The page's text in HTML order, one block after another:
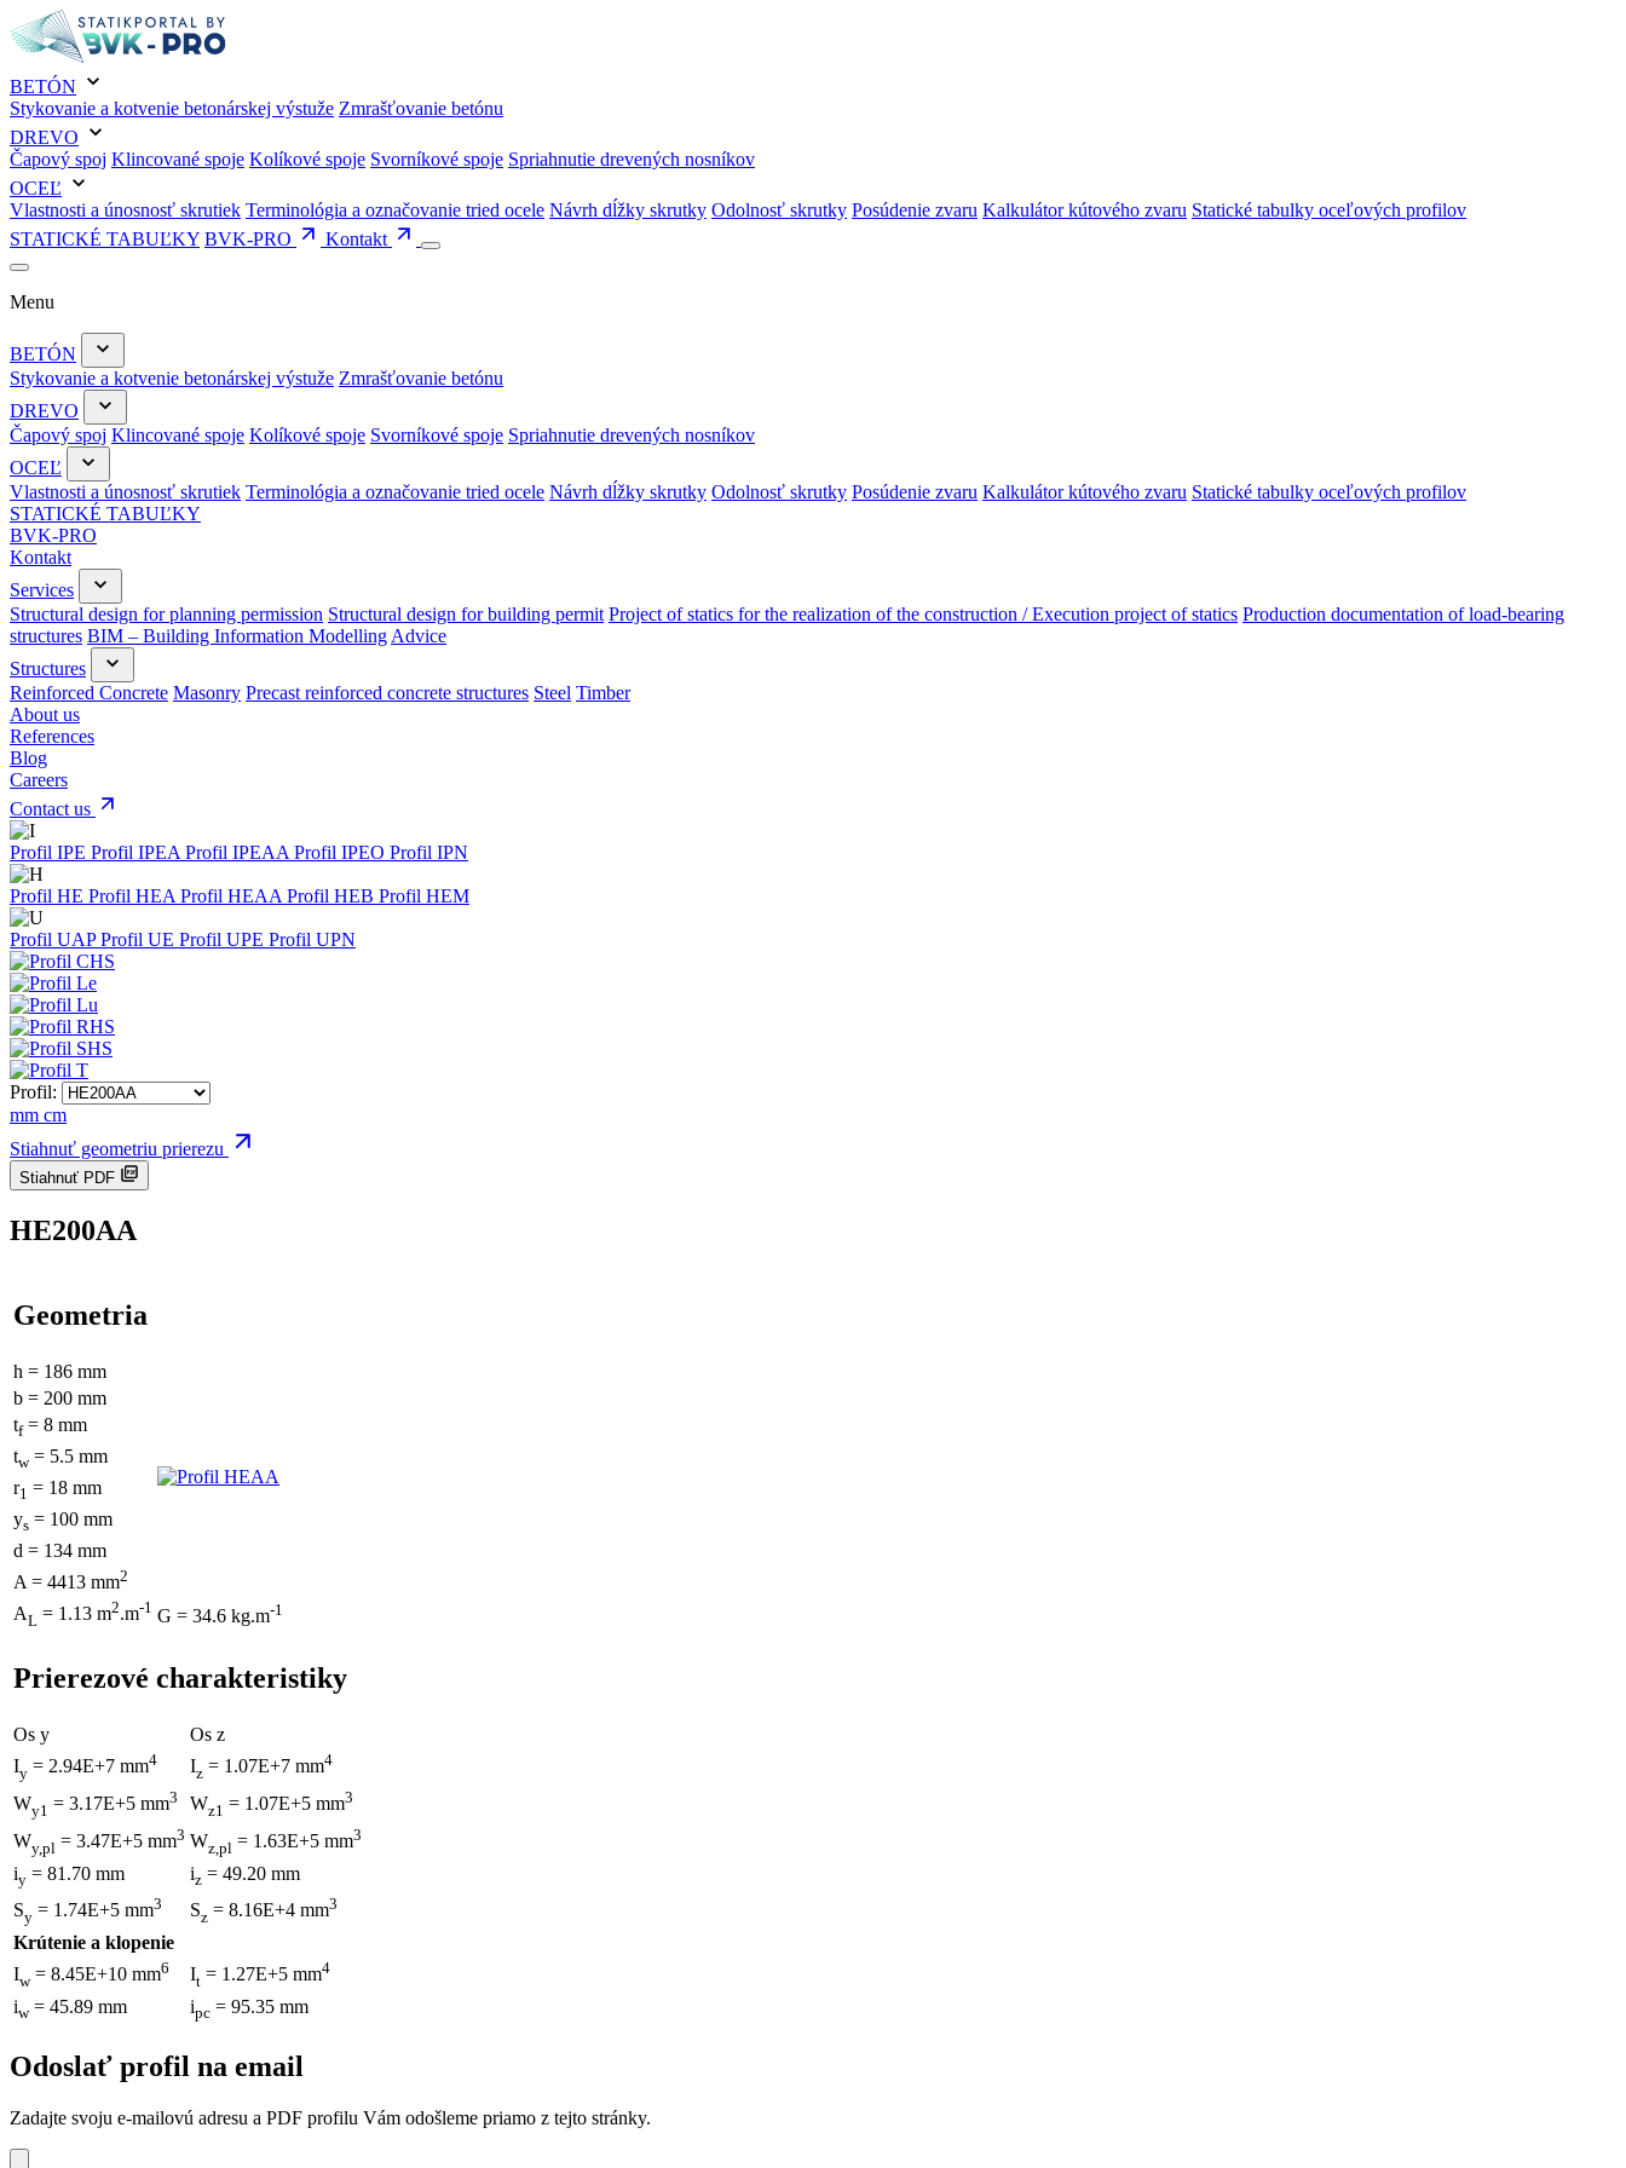
BETÓN
Stykovanie a kotvenie betonárskej výstuže Zmrašťovanie betónu
DREVO
Čapový spoj Klincované spoje Kolíkové spoje Svorníkové spoje Spriahnutie drevených nosníkov
OCEĽ
Vlastnosti a únosnosť skrutiek Terminológia a označovanie tried ocele Návrh dĺžky skrutky Odolnosť skrutky Posúdenie zvaru Kalkulátor kútového zvaru Statické tabulky oceľových profilov
STATICKÉ TABUĽKY BVK-PRO Kontakt
Menu
BETÓN
Stykovanie a kotvenie betonárskej výstuže Zmrašťovanie betónu
DREVO
Čapový spoj Klincované spoje Kolíkové spoje Svorníkové spoje Spriahnutie drevených nosníkov
OCEĽ
Vlastnosti a únosnosť skrutiek Terminológia a označovanie tried ocele Návrh dĺžky skrutky Odolnosť skrutky Posúdenie zvaru Kalkulátor kútového zvaru Statické tabulky oceľových profilov
STATICKÉ TABUĽKY
BVK-PRO
Kontakt
Services
Structural design for planning permission Structural design for building permit Project of statics for the realization of the construction / Execution project of statics Production documentation of load-bearing
structures BIM – Building Information Modelling Advice
Structures
Reinforced Concrete Masonry Precast reinforced concrete structures Steel Timber
About us
References
Blog
Careers
Contact us
Profil IPE Profil IPEA Profil IPEAA Profil IPEO Profil IPN
Profil HE Profil HEA Profil HEAA Profil HEB Profil HEM
Profil UAPProfil UE Profil UPE Profil UPN
Profil:
mm cm
Stiahnuť geometriu prierezu
Stiahnuť PDF
HE200AA
Geometria
h = 186 mm
b = 200 mm
tf= 8 mm
tw= 5.5 mm
r1 = 18 mm
ys = 100 mm
d = 134 mm
A = 4413 mm2
AL = 1.13 m2.m-1 G = 34.6 kg.m-1
Prierezové charakteristiky
Os y
Os z
Iy = 2.94E+7 mm4 Iz = 1.07E+7 mm4
Wy1 = 3.17E+5 mm3 Wz1 = 1.07E+5 mm3
Wy,pl = 3.47E+5 mm3 Wz,pl = 1.63E+5 mm3
iy = 81.70 mm iz = 49.20 mm
Sy = 1.74E+5 mm3 Sz = 8.16E+4 mm3
Krútenie a klopenie
Iw = 8.45E+10 mm6 It = 1.27E+5 mm4
iw= 45.89 mm ipc = 95.35 mm
Odoslať profil na email
Zadajte svoju e-mailovú adresu a PDF profilu Vám odošleme priamo z tejto stránky.